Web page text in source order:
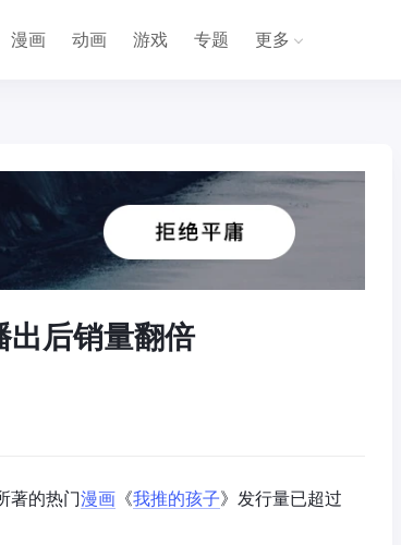
漫画 动画 游戏 专题 更多
出后销量翻倍
著的热门漫画 《我推的孩子》发行量已超过